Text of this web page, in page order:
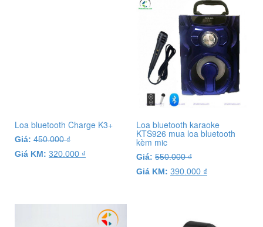
Loa bluetooth Charge K3+
Giá: 450.000₫
Giá KM: 320.000 ₫
Loa bluetooth karaoke
KTS926 mua loa bluetooth
kèm mic
Giá: 550.000₫
Giá KM: 390.000 ₫